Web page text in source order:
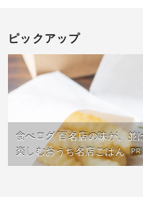
ピックアップ
食べログ 百名店の味が、並
楽しむおうち名店ごはん PR